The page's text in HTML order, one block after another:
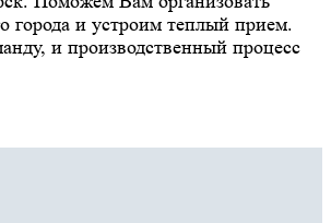
города и устроим теплый прием.
и производственный процесс